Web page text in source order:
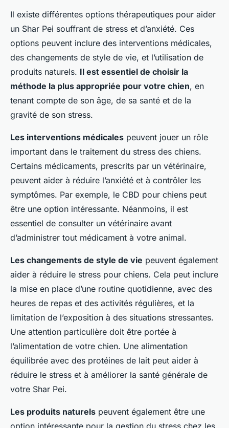
Il existe différentes options thérapeutiques pour aider
un Shar Pei souffrant de stress et d’anxiété. Ces
options peuvent inclure des interventions médicales,
des changements de style de vie, et l’utilisation de
produits naturels. Il est essentiel de choisir la
méthode la plus appropriée pour votre chien, en
tenant compte de son âge, de sa santé et de la
gravité de son stress.
Les interventions médicales peuvent jouer un rôle
important dans le traitement du stress des chiens.
Certains médicaments, prescrits par un vétérinaire,
peuvent aider à réduire l’anxiété et à contrôler les
symptômes. Par exemple, le CBD pour chiens peut
être une option intéressante. Néanmoins, il est
essentiel de consulter un vétérinaire avant
d’administrer tout médicament à votre animal.
Les changements de style de vie peuvent également
aider à réduire le stress pour chiens. Cela peut inclure
la mise en place d’une routine quotidienne, avec des
heures de repas et des activités régulières, et la
limitation de l’exposition à des situations stressantes.
Une attention particulière doit être portée à
l’alimentation de votre chien. Une alimentation
équilibrée avec des protéines de lait peut aider à
réduire le stress et à améliorer la santé générale de
votre Shar Pei.
Les produits naturels peuvent également être une
option intéressante pour la gestion du stress chez les